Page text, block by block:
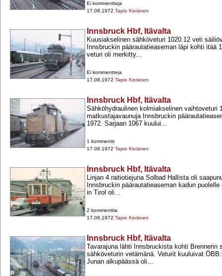
Ei kommentteja
17.08.1972 Tapio Keränen
Innsbruck Hbf, Itävalta
Kuusiakselinen sähköveturi 1020.12 veti
Innsbruckin päärautatieaseman läpi kohti itää
veturi oli merkitty...
Ei kommentteja
17.08.1972 Tapio Keränen
Innsbruck Hbf, Itävalta
Sähköhydraulinen kolmiakselinen vaihtoveturi
matkustajavaunuja Innsbruckin
1972. Sarjaan 1067 kuului...
1 kommentti
17.08.1972 Tapio Keränen
Innsbruck Hbf, Itävalta
Linjan 4 raitiotiejuna Solbad Hallista oli
Innsbruckin päärautatieaseman kadun
in Tirol oli...
2 kommenttia
17.08.1972 Tapio Keränen
Innsbruck Hbf, Itävalta
Tavarajuna lähti Innsbruckista kohti Brennerin
sähköveturin vetämänä. Veturit kuuluivat
Junan alkupäässä oli...